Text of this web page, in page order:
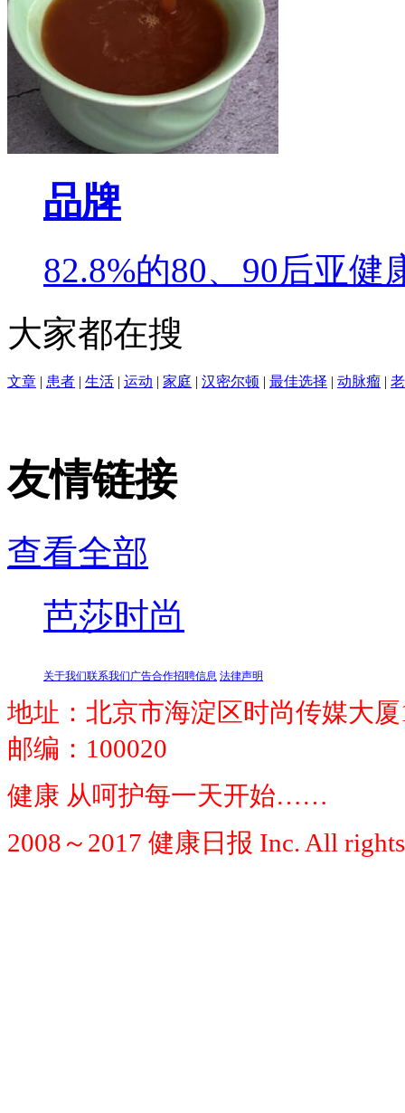
品牌
82.8%的80、90后亚
大家都在搜
文章 | 患者 | 生活 | 运动 | 家庭 | 汉密尔顿 | 最佳选择 | 动脉瘤 |
友情链接
查看全部
芭莎时尚
关于我们联系我们广告合作招聘信息 法律声明
地址：北京市海淀区时尚传媒大厦
邮编：100020
健康 从呵护每一天开始……
2008～2017 健康日报 Inc. All